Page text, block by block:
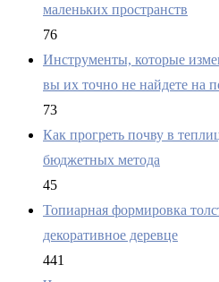
маленьких пространств
76
Инструменты, которые
вы их точно не найдете на
73
Как прогреть почву в
бюджетных метода
45
Топиарная формировка
декоративное деревце
441